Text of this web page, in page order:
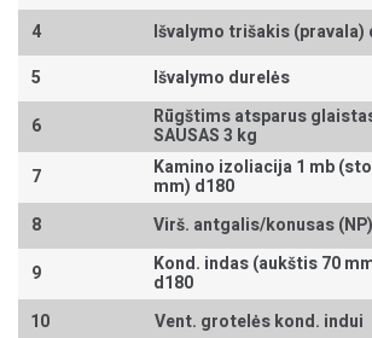
4
Išvalymo trišakis (pravala)
5
Išvalymo durelės
6
Rūgštims atsparus
SAUSAS 3 kg
7
Kamino izoliacija 1 mb
mm) d180
8
Virš. antgalis/konusas
9
Kond. indas (aukštis 70
d180
10
Vent. grotelės kond. indui